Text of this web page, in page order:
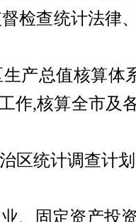
检查统计法律
生产总值核算
作,核算全市及
区统计调查计
、固定资产投